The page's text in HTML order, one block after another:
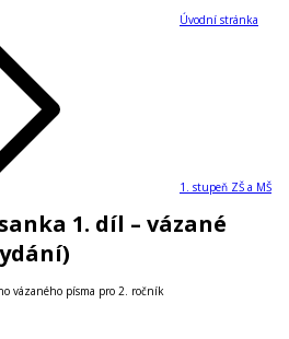
Úvodní stránka
1. stupeň ZŠ a MŠ
1. díl – vázané
vázaného písma pro 2. ročník